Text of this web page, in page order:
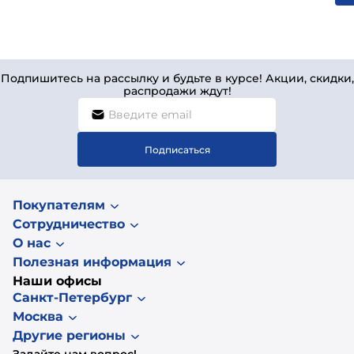
Подпишитесь на рассылку и будьте в курсе! Акции, скидки,
распродажи ждут!
Подписаться
Покупателям
Сотрудничество
О нас
Полезная информация
Наши офисы
Санкт-Петербург
Москва
Другие регионы